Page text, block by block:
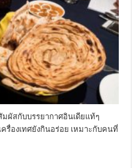
ผัสกับบรรยากาศอินเดียแท้ๆ
องเทศยังกินอร่อย เหมาะกับคนที่